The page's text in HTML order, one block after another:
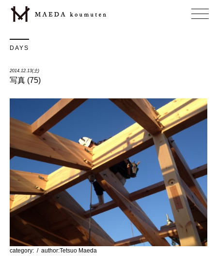
DAYS
2014.12.13(土)
写真 (75)
category: / author:Tetsuo Maeda